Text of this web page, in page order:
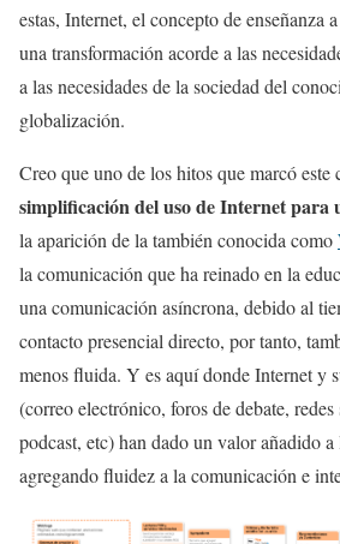
estas, Internet, el concepto de enseñanza
una transformación acorde a las
a las necesidades de la sociedad del
globalización.
Creo que uno de los hitos que marcó este
simplificación del uso de Internet para
la aparición de la también conocida como
la comunicación que ha reinado en la
una comunicación asíncrona, debido al
contacto presencial directo, por tanto,
menos fluida. Y es aquí donde Internet y
(correo electrónico, foros de debate,
podcast, etc) han dado un valor añadido a
agregando fluidez a la comunicación e